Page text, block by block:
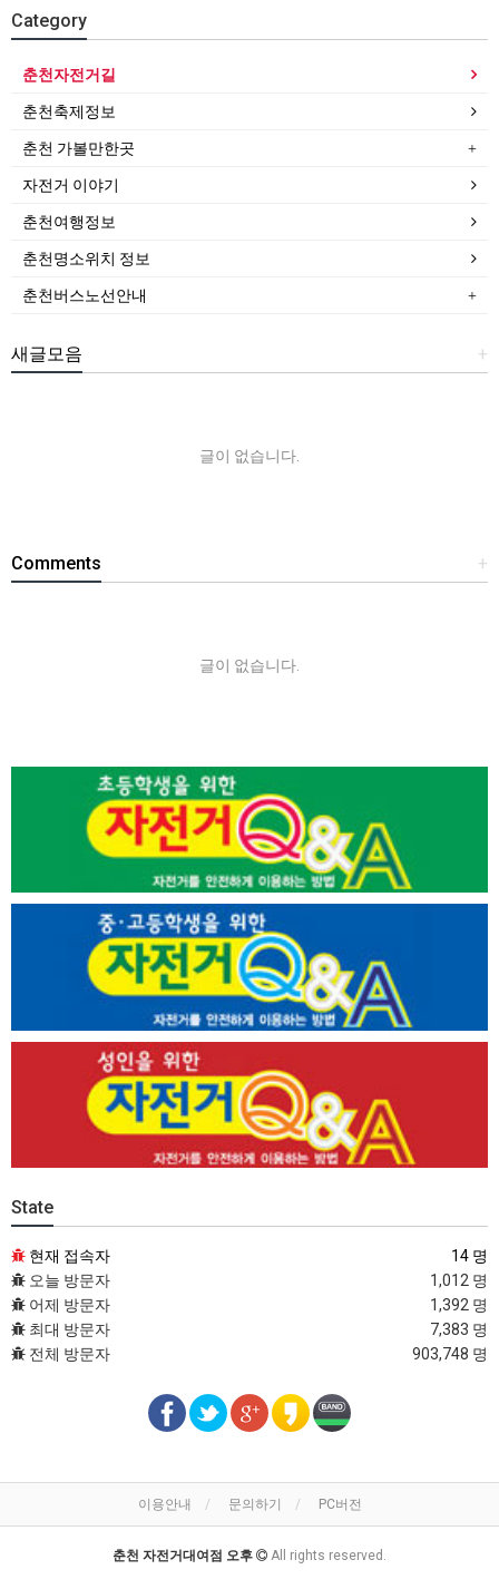
Category
춘천자전거길
춘천축제정보
춘천 가볼만한곳
자전거 이야기
춘천여행정보
춘천명소위치 정보
춘천버스노선안내
+
새글모음
글이 없습니다.
+
Comments
글이 없습니다.
State
현재 접속자
14 명
오늘 방문자
1,012 명
어제 방문자
1,392 명
최대 방문자
7,383 명
전체 방문자
903,748 명
이용안내 문의하기 PC버전
춘천 자전거대여점 오후 All rights reserved.